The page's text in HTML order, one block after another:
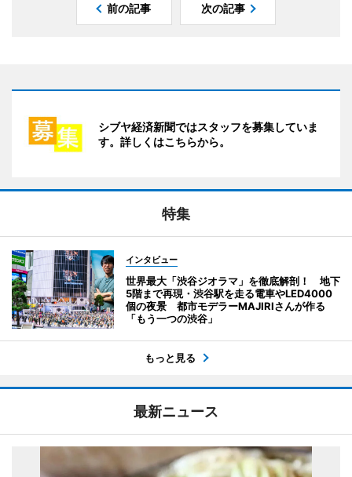
前の記事 次の記事
シブヤ経済新聞ではスタッフを募集していま
す。詳しくはこちらから。
特集
インタビュー
世界最大「渋谷ジオラマ」を徹底解剖！ 地下
5階まで再現・渋谷駅を走る電車やLED4000
個の夜景 都市モデラーMAJIRIさんが作る
「もう一つの渋谷」
もっと見る
最新ニュース